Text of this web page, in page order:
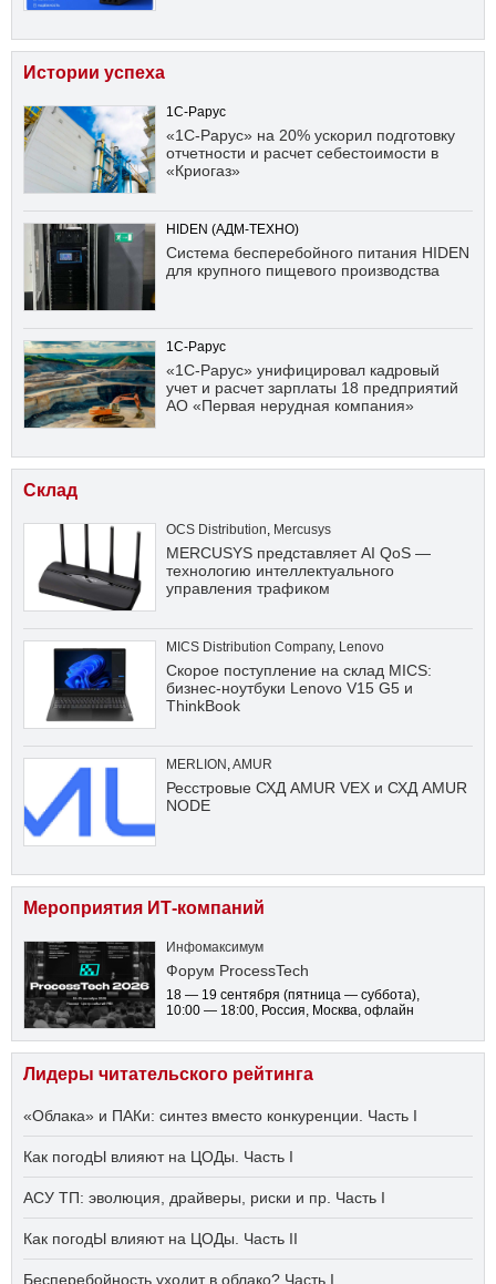
Истории успеха
1С-Рарус
«1С-Рарус» на 20% ускорил подготовку
отчетности и расчет себестоимости в
«Криогаз»
HIDEN (АДМ-ТЕХНО)
Система бесперебойного питания HIDEN
для крупного пищевого производства
1С-Рарус
«1С-Рарус» унифицировал кадровый
учет и расчет зарплаты 18 предприятий
АО «Первая нерудная компания»
Склад
OCS Distribution, Mercusys
MERCUSYS представляет AI QoS —
технологию интеллектуального
управления трафиком
MICS Distribution Company, Lenovo
Скорое поступление на склад MICS:
бизнес-ноутбуки Lenovo V15 G5 и
ThinkBook
MERLION ,AMUR
Ресстровые СХД AMUR VEX и СХД AMUR
NODE
Мероприятия ИТ-компаний
Инфомаксимум
Форум ProcessTech
18 — 19 сентября (пятница — суббота),
10:00 — 18:00, Россия, Москва, офлайн
Лидеры читательского рейтинга
«Облака» и ПАКи: синтез вместо конкуренции. Часть I
Как погодЫ влияют на ЦОДы. Часть I
АСУ ТП: эволюция, драйверы, риски и пр. Часть I
Как погодЫ влияют на ЦОДы. Часть II
Бесперебойность уходит в облако? Часть I